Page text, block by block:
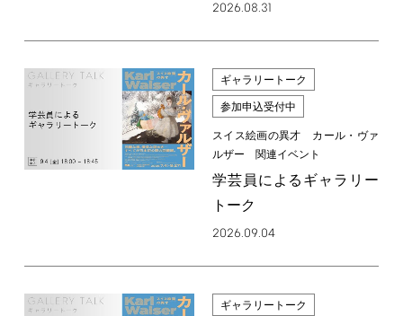
2026.08.31
ギャラリートーク
参加申込受付中
スイス絵画の異才 カール・ヴァ
ルザー 関連イベント
学芸員によるギャラリー
トーク
2026.09.04
ギャラリートーク